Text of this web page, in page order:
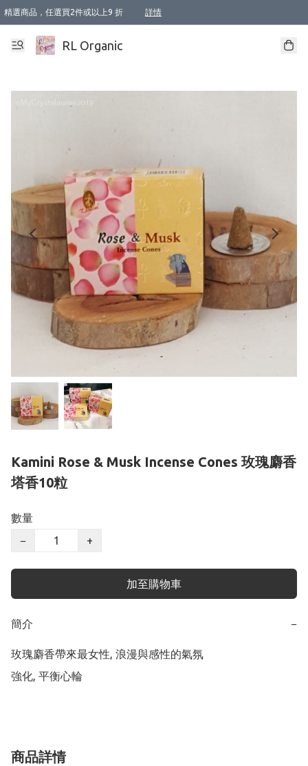
精選商品，任選買2件或以上9 折 詳情
XI周年優惠【新品自由選2件88折/3件85折】
XI周年優惠【Chakra 脈輪平衡自由選2件9折/3件85折/5件8折】
Florame 肌底自由選 2支9折 3支85折
XI周年優惠【蟲蟲退散 · 防衛結界﹞系列2件9折】
Sunki 任選2件95折
BIOFFICINA TOSCANA 任選2支9折 3支85折
Lamav 任選1件9折 2件85折
Mukti Organics 指定產品任選1件9折, 2件88折 3件85折
Intelligent Nutrients Skincare 任選2件9折
deodorant 任選2件88折
化妝品 任選2件95折
XI周年優惠【身心靈單品 任選2件9折/3件85折/5件8折】
XI周年優惠 【精油/香水 任選2件9折/3件85折/5件8折】
XI周年優惠【「關節到肌膚」全效養護 BODY OIL 組2件88折/3件85折】
XI周年優惠【夏日有機物理防曬套裝2件88折】
XI周年優惠【夏日潔面隨意選2件88折/3件85折】
XI周年優惠【逆齡奇蹟抗氧 11 自由選2件88折/3件85折/4件或以上8折】
新會員首次購物即享全單 95 折優惠！
成為VIP / VVIP 可享有生日月現金扣減獎賞優惠 !! 記得去賬户資料填上生日日期啦 !
選用順豐速運，滿$500 免運費
本地速遞 京東 送住宅/ 工商地址 $400 免運費
澳門訂單選用順豐速運，滿$800 免運費
RL Organic
Kamini Rose & Musk Incense Cones 玫瑰麝香
塔香10粒
數量
−
+
加至購物車
簡介 −
玫瑰麝香帶來最女性, 浪漫與感性的氣氛
強化, 平衡心輪
商品詳情